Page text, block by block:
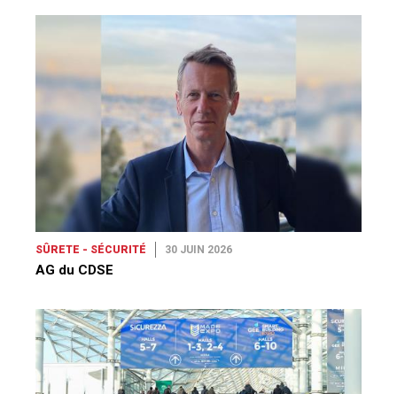
SÛRETE - SÉCURITÉ 30 JUIN 2026
AG du CDSE